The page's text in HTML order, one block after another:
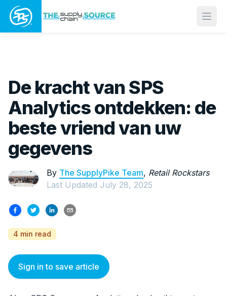
De kracht van SPS
Analytics ontdekken: de
beste vriend van uw
gegevens
By The SupplyPike Team, Retail Rockstars
Last Updated July 28, 2025
4 min read
Sign in to save article